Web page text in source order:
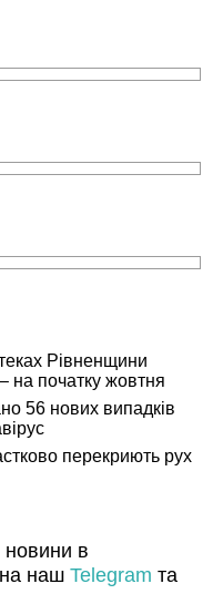
Рівненщини
на початку жовтня
56 нових випадків
перекриють рух
новини в
наш Telegram та